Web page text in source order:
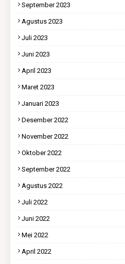
September 2023
Agustus 2023
Juli 2023
Juni 2023
April 2023
Maret 2023
Januari 2023
Desember 2022
November 2022
Oktober 2022
September 2022
Agustus 2022
Juli 2022
Juni 2022
Mei 2022
April 2022